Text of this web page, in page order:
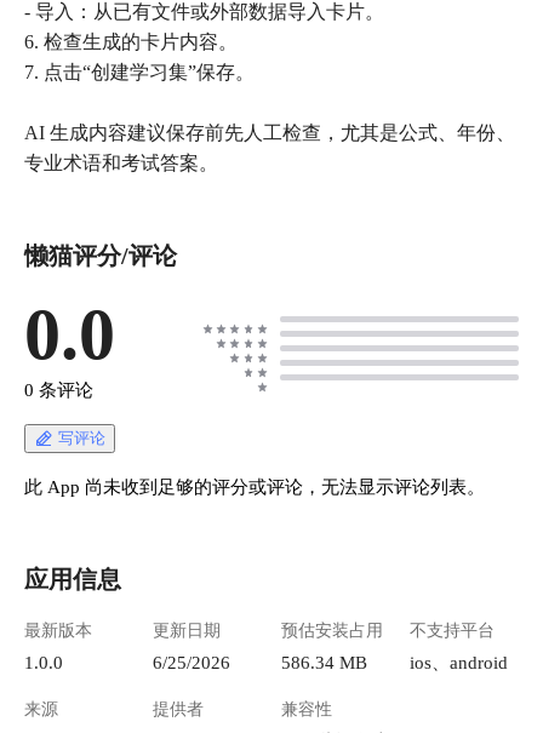
- 导入：从已有文件或外部数据导入卡片。
6. 检查生成的卡片内容。
7. 点击“创建学习集”保存。
AI 生成内容建议保存前先人工检查，尤其是公式、年份、
专业术语和考试答案。
懒猫评分/评论
0.0
0 条评论
写评论
此 App 尚未收到足够的评分或评论，无法显示评论列表。
应用信息
最新版本
1.0.0
更新日期
6/25/2026
预估安装占用
586.34 MB
不支持平台
ios、android
来源 提供者 兼容性